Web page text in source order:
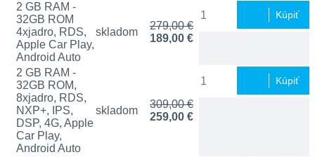
2 GB RAM -
32GB ROM
4xjadro, RDS,
Apple Car Play,
Android Auto
skladom
279,00 €
189,00 €
Kúpiť
2 GB RAM -
32GB ROM,
8xjadro, RDS,
NXP+, IPS,
DSP, 4G, Apple
Car Play,
Android Auto
skladom
309,00 €
259,00 €
Kúpiť